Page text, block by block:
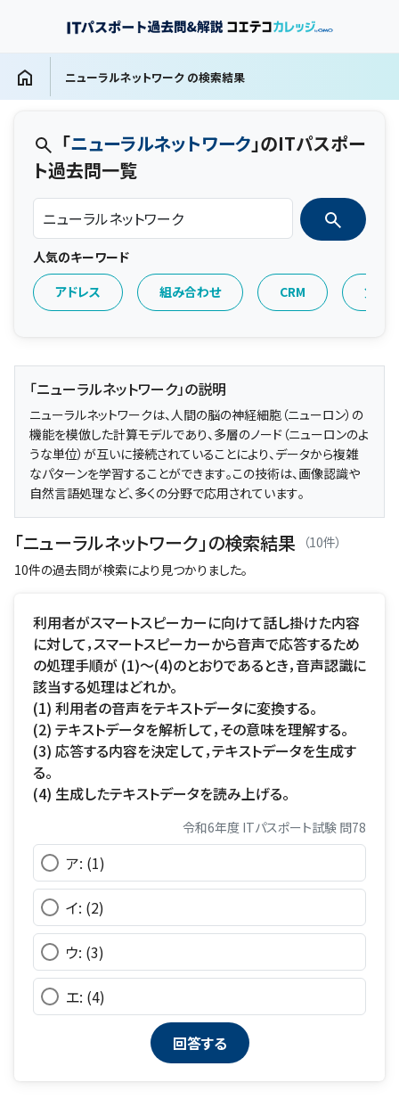
ニューラルネットワーク の検索結果
「ニューラルネットワーク」のITパスポー
ト過去問一覧
人気のキーワード
アドレス
組み合わせ CRM 負け
「ニューラルネットワーク」の説明
ニューラルネットワークは、人間の脳の神経細胞（ニューロン）の
機能を模倣した計算モデルであり、多層のノード（ニューロンのよ
うな単位）が互いに接続されていることにより、データから複雑
なパターンを学習することができます。この技術は、画像認識や
自然言語処理など、多くの分野で応用されています。
「ニューラルネットワーク」の検索結果
（10件）
10件の過去問が検索により見つかりました。
利用者がスマートスピーカーに向けて話し掛けた内容
に対して，スマートスピーカーから音声で応答するため
の処理手順が (1)～(4)のとおりであるとき，音声認識に
該当する処理はどれか。
(1) 利用者の音声をテキストデータに変換する。
(2) テキストデータを解析して，その意味を理解する。
(3) 応答する内容を決定して，テキストデータを生成す
る。
(4) 生成したテキストデータを読み上げる。
令和6年度 ITパスポート試験 問78
ア: (1)
イ: (2)
ウ: (3)
エ: (4)